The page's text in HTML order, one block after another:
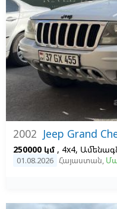
2002 Jeep Grand
250000 կմ , 4x4,
01.08.2026 Հայաստան,